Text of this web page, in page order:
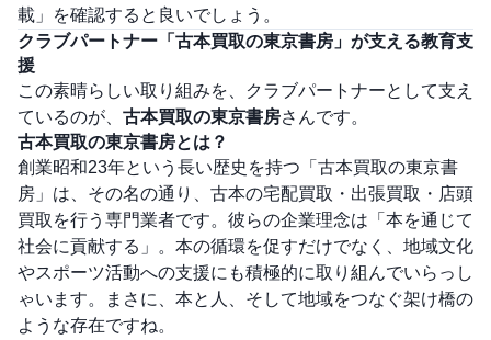
載」を確認すると良いでしょう。
クラブパートナー「古本買取の東京書房」が支える教育支
援
この素晴らしい取り組みを、クラブパートナーとして支え
ているのが、 古本買取の東京書房さんです。
古本買取の東京書房とは？
創業昭和23年という長い歴史を持つ「古本買取の東京書
房」は、その名の通り、古本の宅配買取・出張買取・店頭
買取を行う専門業者です。彼らの企業理念は「本を通じて
社会に貢献する」。本の循環を促すだけでなく、地域文化
やスポーツ活動への支援にも積極的に取り組んでいらっし
ゃいます。まさに、本と人、そして地域をつなぐ架け橋の
ような存在ですね。